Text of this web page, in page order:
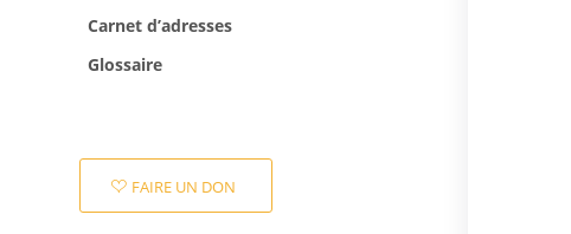
Carnet d’adresses
Glossaire
FAIRE UN DON